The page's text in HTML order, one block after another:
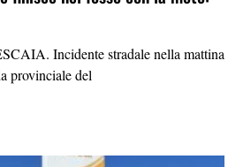
Incidente stradale nella mattina
provinciale del